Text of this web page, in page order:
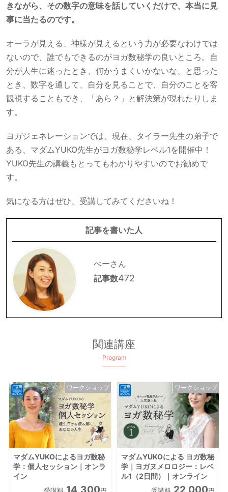
きながら、その数字の意味を話していくだけで、本当に見
事に当たるのです。
オーラが見える、神様が見えるという力が必要なわけでは
ないので、誰でもできるのがヨガ数秘学の良いところ。自
分が人生に迷ったとき、何かうまくいかないな、と思った
とき、数字を通して、自分を見ることで、自分のことを客
観視することもでき、「あら？」と解決策が現れたりしま
す。
ヨガジェネレーションでは、現在、タイラー先生の弟子で
ある、マダムYUKO先生がヨガ数秘学レベル1を開催中！
YUKO先生の講義もとってもわかりやすいのでお勧めで
す。
気になる方はぜひ、受講してみてくださいね！
記事を書いた人
べーさん
記事数472
関連講座
Program
マダムYUKOによるヨガ数秘
学：個人セッション｜オンラ
イン
受講料 14,300円
ワークショップ
マダムYUKOによる ヨガ数秘
学｜ヨガヌメロロジー：レベ
ル1（2日間）｜オンライン
受講料 22,000円
ワークショップ